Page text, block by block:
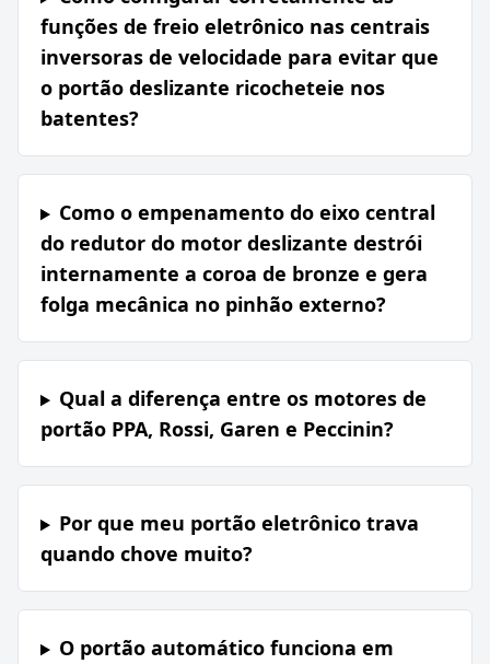
funções de freio eletrônico nas centrais
inversoras de velocidade para evitar que
o portão deslizante ricocheteie nos
batentes?
Como o empenamento do eixo central
do redutor do motor deslizante destrói
internamente a coroa de bronze e gera
folga mecânica no pinhão externo?
Qual a diferença entre os motores de
portão PPA, Rossi, Garen e Peccinin?
Por que meu portão eletrônico trava
quando chove muito?
O portão automático funciona em